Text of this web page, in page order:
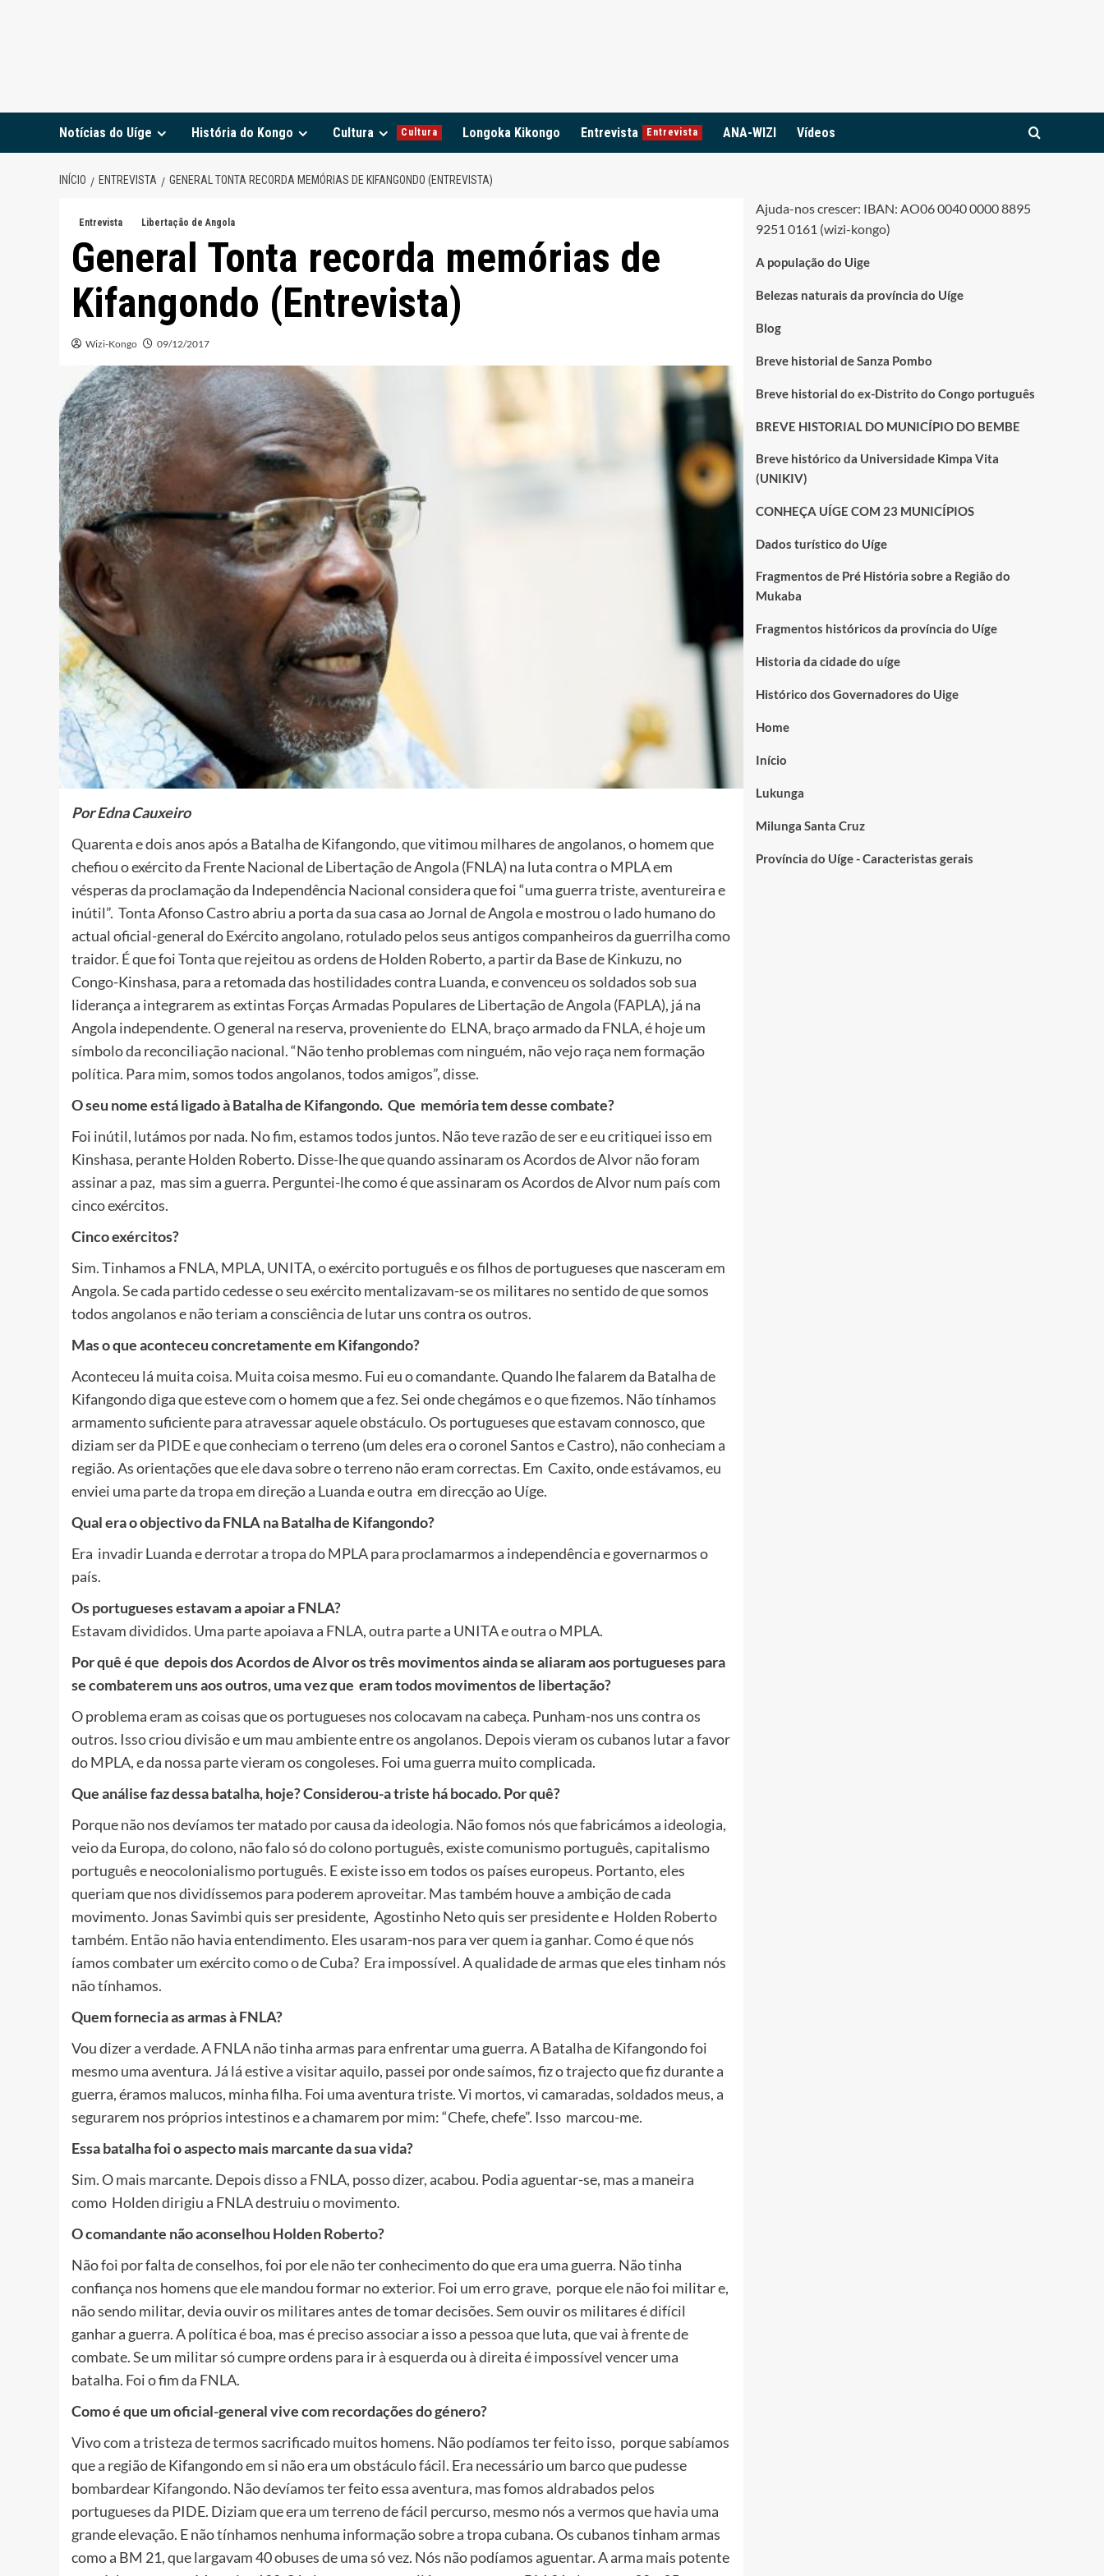
Notícias do Uíge História do Kongo Cultura Cultura Longoka Kikongo Entrevista Entrevista ANA-WIZI Vídeos
INÍCIO ENTREVISTA GENERAL TONTA RECORDA MEMÓRIAS DE KIFANGONDO (ENTREVISTA)
Entrevista Libertação de Angola
General Tonta recorda memórias de
Kifangondo (Entrevista)
Wizi-Kongo 09/12/2017
Por Edna Cauxeiro
Quarenta e dois anos após a Batalha de Kifangondo, que vitimou milhares de angolanos, o homem que
chefiou o exército da Frente Nacional de Libertação de Angola (FNLA) na luta contra o MPLA em
vésperas da proclamação da Independência Nacional considera que foi “uma guerra triste, aventureira e
inútil”. Tonta Afonso Castro abriu a porta da sua casa ao Jornal de Angola e mostrou o lado humano do
actual oficial-general do Exército angolano, rotulado pelos seus antigos companheiros da guerrilha como
traidor. É que foi Tonta que rejeitou as ordens de Holden Roberto, a partir da Base de Kinkuzu, no
Congo-Kinshasa, para a retomada das hostilidades contra Luanda, e convenceu os soldados sob sua
liderança a integrarem as extintas Forças Armadas Populares de Libertação de Angola (FAPLA), já na
Angola independente. O general na reserva, proveniente do ELNA, braço armado da FNLA, é hoje um
símbolo da reconciliação nacional. “Não tenho problemas com ninguém, não vejo raça nem formação
política. Para mim, somos todos angolanos, todos amigos”, disse.
O seu nome está ligado à Batalha de Kifangondo. Que memória tem desse combate?
Foi inútil, lutámos por nada. No fim, estamos todos juntos. Não teve razão de ser e eu critiquei isso em
Kinshasa, perante Holden Roberto. Disse-lhe que quando assinaram os Acordos de Alvor não foram
assinar a paz, mas sim a guerra. Perguntei-lhe como é que assinaram os Acordos de Alvor num país com
cinco exércitos.
Cinco exércitos?
Sim. Tinhamos a FNLA, MPLA, UNITA, o exército português e os filhos de portugueses que nasceram em
Angola. Se cada partido cedesse o seu exército mentalizavam-se os militares no sentido de que somos
todos angolanos e não teriam a consciência de lutar uns contra os outros.
Mas o que aconteceu concretamente em Kifangondo?
Aconteceu lá muita coisa. Muita coisa mesmo. Fui eu o comandante. Quando lhe falarem da Batalha de
Kifangondo diga que esteve com o homem que a fez. Sei onde chegámos e o que fizemos. Não tínhamos
armamento suficiente para atravessar aquele obstáculo. Os portugueses que estavam connosco, que
diziam ser da PIDE e que conheciam o terreno (um deles era o coronel Santos e Castro), não conheciam a
região. As orientações que ele dava sobre o terreno não eram correctas. Em Caxito, onde estávamos, eu
enviei uma parte da tropa em direção a Luanda e outra em direcção ao Uíge.
Qual era o objectivo da FNLA na Batalha de Kifangondo?
Era invadir Luanda e derrotar a tropa do MPLA para proclamarmos a independência e governarmos o
país.
Os portugueses estavam a apoiar a FNLA?
Estavam divididos. Uma parte apoiava a FNLA, outra parte a UNITA e outra o MPLA.
Por quê é que depois dos Acordos de Alvor os três movimentos ainda se aliaram aos portugueses para
se combaterem uns aos outros, uma vez que eram todos movimentos de libertação?
O problema eram as coisas que os portugueses nos colocavam na cabeça. Punham-nos uns contra os
outros. Isso criou divisão e um mau ambiente entre os angolanos. Depois vieram os cubanos lutar a favor
do MPLA, e da nossa parte vieram os congoleses. Foi uma guerra muito complicada.
Que análise faz dessa batalha, hoje? Considerou-a triste há bocado. Por quê?
Porque não nos devíamos ter matado por causa da ideologia. Não fomos nós que fabricámos a ideologia,
veio da Europa, do colono, não falo só do colono português, existe comunismo português, capitalismo
português e neocolonialismo português. E existe isso em todos os países europeus. Portanto, eles
queriam que nos dividíssemos para poderem aproveitar. Mas também houve a ambição de cada
movimento. Jonas Savimbi quis ser presidente, Agostinho Neto quis ser presidente e Holden Roberto
também. Então não havia entendimento. Eles usaram-nos para ver quem ia ganhar. Como é que nós
íamos combater um exército como o de Cuba? Era impossível. A qualidade de armas que eles tinham nós
não tínhamos.
Quem fornecia as armas à FNLA?
Vou dizer a verdade. A FNLA não tinha armas para enfrentar uma guerra. A Batalha de Kifangondo foi
mesmo uma aventura. Já lá estive a visitar aquilo, passei por onde saímos, fiz o trajecto que fiz durante a
guerra, éramos malucos, minha filha. Foi uma aventura triste. Vi mortos, vi camaradas, soldados meus, a
segurarem nos próprios intestinos e a chamarem por mim: “Chefe, chefe”. Isso marcou-me.
Essa batalha foi o aspecto mais marcante da sua vida?
Sim. O mais marcante. Depois disso a FNLA, posso dizer, acabou. Podia aguentar-se, mas a maneira
como Holden dirigiu a FNLA destruiu o movimento.
O comandante não aconselhou Holden Roberto?
Não foi por falta de conselhos, foi por ele não ter conhecimento do que era uma guerra. Não tinha
confiança nos homens que ele mandou formar no exterior. Foi um erro grave, porque ele não foi militar e,
não sendo militar, devia ouvir os militares antes de tomar decisões. Sem ouvir os militares é difícil
ganhar a guerra. A política é boa, mas é preciso associar a isso a pessoa que luta, que vai à frente de
combate. Se um militar só cumpre ordens para ir à esquerda ou à direita é impossível vencer uma
batalha. Foi o fim da FNLA.
Como é que um oficial-general vive com recordações do género?
Vivo com a tristeza de termos sacrificado muitos homens. Não podíamos ter feito isso, porque sabíamos
que a região de Kifangondo em si não era um obstáculo fácil. Era necessário um barco que pudesse
bombardear Kifangondo. Não devíamos ter feito essa aventura, mas fomos aldrabados pelos
portugueses da PIDE. Diziam que era um terreno de fácil percurso, mesmo nós a vermos que havia uma
grande elevação. E não tínhamos nenhuma informação sobre a tropa cubana. Os cubanos tinham armas
como a BM 21, que largavam 40 obuses de uma só vez. Nós não podíamos aguentar. A arma mais potente
Ajuda-nos crescer: IBAN: AO06 0040 0000 8895
9251 0161 (wizi-kongo)
A população do Uige
Belezas naturais da província do Uíge
Blog
Breve historial de Sanza Pombo
Breve historial do ex-Distrito do Congo português
BREVE HISTORIAL DO MUNICÍPIO DO BEMBE
Breve histórico da Universidade Kimpa Vita
(UNIKIV)
CONHEÇA UÍGE COM 23 MUNICÍPIOS
Dados turístico do Uíge
Fragmentos de Pré História sobre a Região do
Mukaba
Fragmentos históricos da província do Uíge
Historia da cidade do uíge
Histórico dos Governadores do Uige
Home
Início
Lukunga
Milunga Santa Cruz
Província do Uíge - Caracteristas gerais